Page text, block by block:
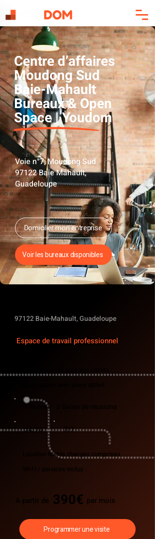
Centre d’affaires
Moudong Sud
Baie-Mahault
Bureaux & Open
Space | Youdom
Voie n°7, Moudong Sud
97122 Baie Mahault,
Guadeloupe
Domicilier mon entreprise
Voir les bureaux disponibles
97122 Baie-Mahault, Guadeloupe
Espace de travail professionnel
1 Bureau - 2 Salles de réunions
24/24 7/7
Location toutes charges comprises
Wi-Fi / services inclus
A partir de 390€ par mois
Programmer une visite